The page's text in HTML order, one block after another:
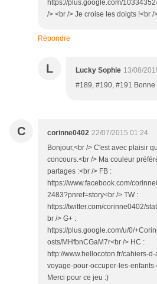
https://plus.google.com/
/> <br /> Je croise les doigts !<br
Répondre
L Lucky Sophie 13/08/
#189, #190, #191 Bonne
C corinne0402 22/07/2015 01:24
Bonjour,<br /> C'est avec plaisir
concours.<br /> Ma couleur
partages :<br /> FB :
https://www.facebook.com/
2483?pnref=story<br /> TW :
https://twitter.com/corinne0402/
br /> G+ :
https://plus.google.com/u/0/
osts/MHfbnCGaM7r<br /> HC :
http://www.hellocoton.fr/cahiers-
voyage-pour-occuper-les-
Merci pour ce jeu :)